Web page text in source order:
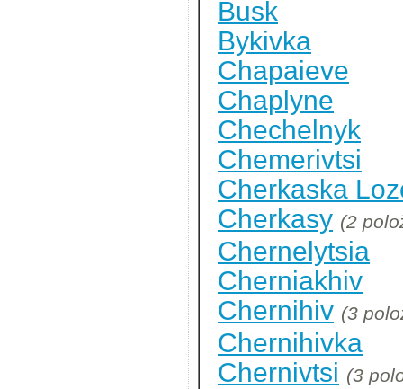
Busk
Bykivka
Chapaieve
Chaplyne
Chechelnyk
Chemerivtsi
Cherkaska
Cherkasy (2
Chernelytsia
Cherniakhiv
Chernihiv (3
Chernihivka
Chernivtsi (3